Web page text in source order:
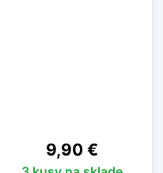
Cena
9,90 €